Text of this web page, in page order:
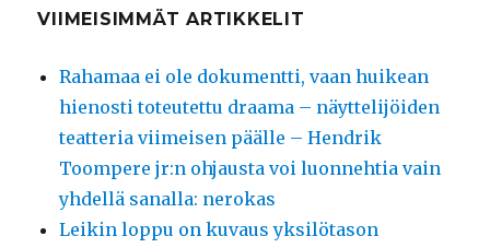
VIIMEISIMMÄT ARTIKKELIT
Rahamaa ei ole dokumentti, vaan huikean
hienosti toteutettu draama – näyttelijöiden
teatteria viimeisen päälle – Hendrik
Toompere jr:n ohjausta voi luonnehtia vain
yhdellä sanalla: nerokas
Leikin loppu on kuvaus yksilötason